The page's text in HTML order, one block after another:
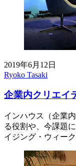
2019年6月12日
Ryoko Tasaki
企業内クリエイ
インハウス（企業
る役割や、今課題
イジング・ウィー